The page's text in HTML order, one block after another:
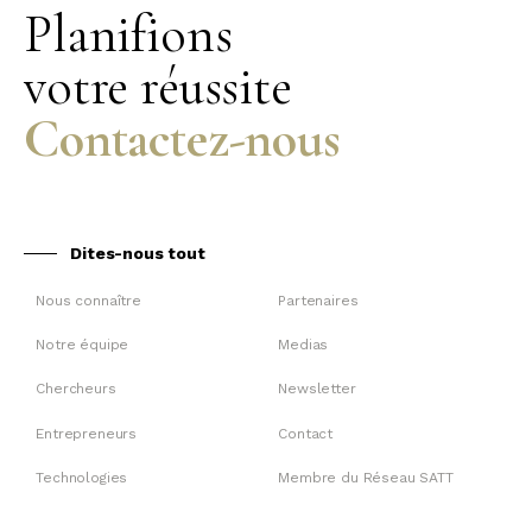
Planifions
votre réussite
Contactez-nous
Dites-nous tout
Nous connaître
Notre équipe
Chercheurs
Entrepreneurs
Technologies
Partenaires
Medias
Newsletter
Contact
Membre du Réseau SATT